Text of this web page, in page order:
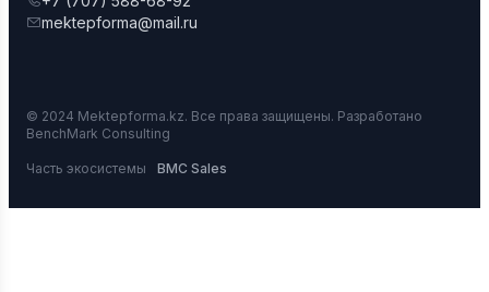
mektepforma@mail.ru
© 2024 Mektepforma.kz. Все права защищены. Разработано
BenchMark Consulting
Часть экосистемы BMC Sales